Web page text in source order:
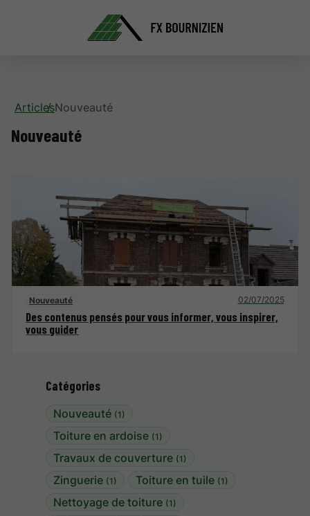
Catégories
Nouveauté (1)
Toiture en ardoise (1)
Travaux de couverture (1)
Zinguerie (1) Toiture en tuile (1)
Nettoyage de toiture (1)
ArticlesNouveauté
Nouveauté
Nouveauté 02/07/2025
Des contenus pensés pour vous informer, vous inspirer,
vous guider